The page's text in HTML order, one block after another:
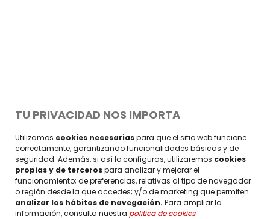
TU PRIVACIDAD NOS IMPORTA
Utilizamos cookies necesariaspara que el sitio web funcione
correctamente, garantizando funcionalidades básicas y de
seguridad. Además, si así lo configuras, utilizaremos cookies
propias y de tercerospara analizar y mejorar el
funcionamiento; de preferencias, relativas al tipo de navegador
o región desde la que accedes; y/o de marketing que permiten
analizar los hábitos de navegación. Para ampliar la
información, consulta nuestra política de cookies.